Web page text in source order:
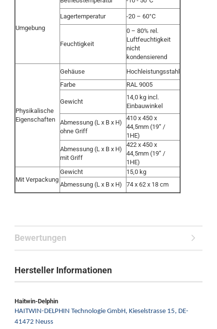
Umgebung
Lagertemperatur -20 – 60°C
Feuchtigkeit
0 – 80% rel.
Luftfeuchtigkeit
nicht
kondensierend
Physikalische
Eigenschaften
Gehäuse
Hochleistungsstahl
Farbe
RAL 9005
Gewicht
14,0 kg incl.
Einbauwinkel
Abmessung (L x B x H)
ohne Griff
410 x 450 x
44,5mm (19“ /
1HE)
Abmessung (L x B x H)
mit Griff
422 x 450 x
44,5mm (19“ /
1HE)
Mit Verpackung
Gewicht
15,0 kg
Abmessung (L x B x H)
74 x 62 x 18 cm
Bewertungen
Hersteller Informationen
Haitwin-Delphin
HAITWIN-DELPHIN Technologie GmbH, Kieselstrasse 15, DE-
41472 Neuss